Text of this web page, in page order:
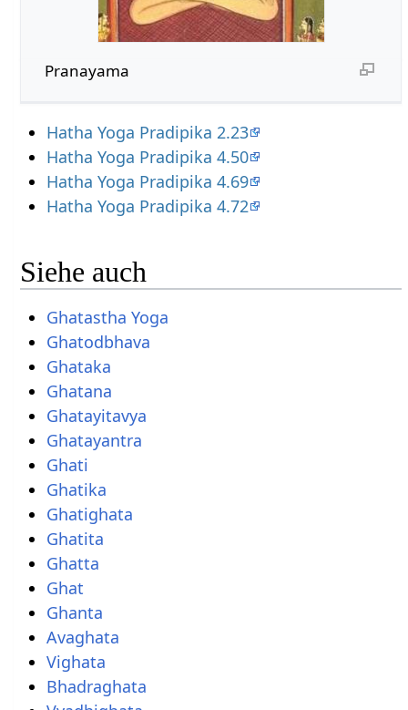
Pranayama
Hatha Yoga Pradipika 2.23
Hatha Yoga Pradipika 4.50
Hatha Yoga Pradipika 4.69
Hatha Yoga Pradipika 4.72
Siehe auch
Ghatastha Yoga
Ghatodbhava
Ghataka
Ghatana
Ghatayitavya
Ghatayantra
Ghati
Ghatika
Ghatighata
Ghatita
Ghatta
Ghat
Ghanta
Avaghata
Vighata
Bhadraghata